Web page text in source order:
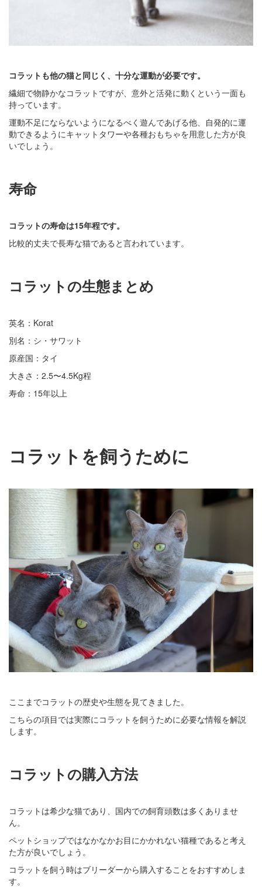
コラットも他の猫と同じく、十分な運動が必要です。
繊細で物静かなコラットですが、意外と活発に動くという一面も
持っています。
運動不足にならないようになるべく遊んであげる他、自発的に運
動できるようにキャットタワーや各種おもちゃを用意した方が良
いでしょう。
寿命
コラットの寿命は15年程です。
比較的丈夫で長寿な猫であると言われています。
コラットの生態まとめ
英名：Korat
別名：シ・サワット
原産国：タイ
大きさ：2.5〜4.5Kg程
寿命：15年以上
コラットを飼うために
ここまでコラットの歴史や生態を見てきました。
こちらの項目では実際にコラットを飼うために必要な情報を解説
します。
コラットの購入方法
コラットは希少な猫であり、国内での飼育頭数は多くありませ
ん。
ペットショップではなかなかお目にかかれない猫種であると考え
た方が良いでしょう。
コラットを飼う時はブリーダーから購入することをおすすめしま
す。